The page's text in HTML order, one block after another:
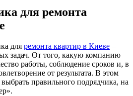
для ремонта
для ремонта квартир в Киеве –
задач. От того, какую компанию
работы, соблюдение сроков и, в
от результата. В этом
правильного подрядчика, на